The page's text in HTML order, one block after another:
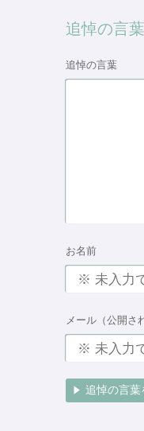
追悼の言
追悼の言葉
お名前
メール（公開さ